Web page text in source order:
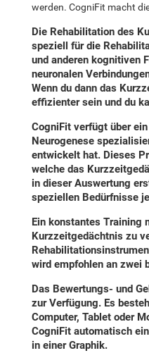
werden. CogniFit macht
Die Rehabilitation des
speziell für die
und anderen kognitiven
neuronalen
Wenn du dann das
effizienter sein und du
CogniFit verfügt über
Neurogenese
entwickelt hat. Dieses
welche das
in dieser Auswertung
speziellen Bedürfnisse
Ein konstantes Training
Kurzzeitgedächtnis zu
wird empfohlen an zwei
Das Bewertungs- und
zur Verfügung. Es
Computer, Tablet oder
CogniFit automatisch
in einer Graphik.